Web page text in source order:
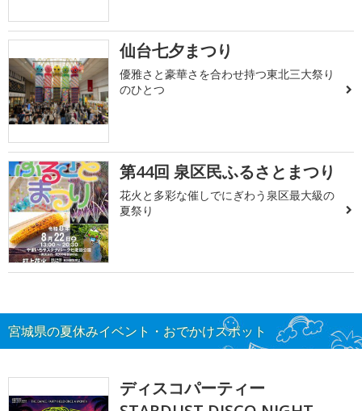
仙台七夕まつり
優雅さと豪華さを合わせ持つ東北三大祭り
のひとつ
第44回 泉区民ふるさとまつり
花火と多彩な催しでにぎわう泉区最大級の
夏祭り
宮城県の夏休みイベント・おでかけスポット
ディスコパーティー